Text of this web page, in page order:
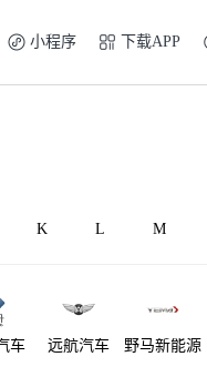
小程序 下载APP
K L M
车 远航汽车 野马新能源